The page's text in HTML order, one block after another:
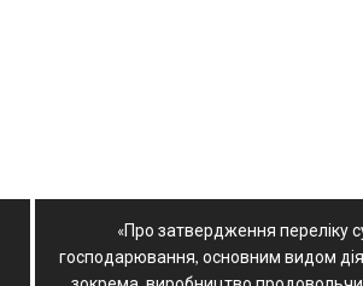
«Про затвердження переліку
господарювання, основним видом